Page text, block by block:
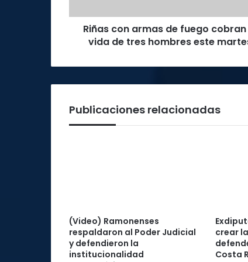
de
hombres
martes
Riñas con armas de fuego
vida de tres hombres este
Publicaciones relacionadas
(Video) Ramonenses
respaldaron al Poder Judicial
y defendieron la
institucionalidad
crear
Costa